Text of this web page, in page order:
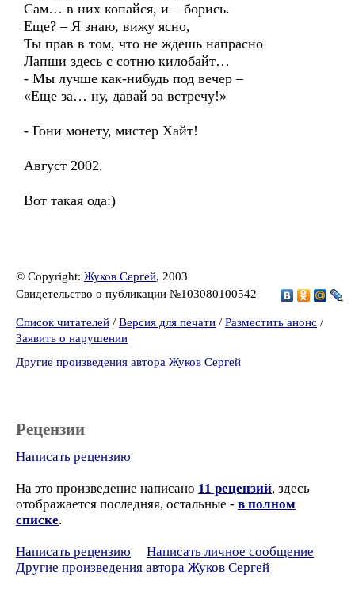
Сам… в них копайся, и – борись.
Еще? – Я знаю, вижу ясно,
Ты прав в том, что не ждешь напрасно
Лапши здесь с сотню килобайт…
- Мы лучше как-нибудь под вечер –
«Еще за… ну, давай за встречу!»
- Гони монету, мистер Хайт!
Август 2002.
Вот такая ода:)
© Copyright: Жуков Сергей, 2003
Свидетельство о публикации №103080100542
Список читателей / Версия для печати / Разместить анонс /
Заявить о нарушении
Другие произведения автора Жуков Сергей
Рецензии
Написать рецензию
На это произведение написано 11 рецензий, здесь
отображается последняя, остальные - в полном
списке.
Написать рецензию
Написать личное сообщение
Другие произведения автора Жуков Сергей